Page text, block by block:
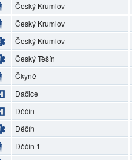
Český Krumlov
Český Krumlov
Český Krumlov
Český Těšín
Čkyně
Dačice
Děčín
Děčín
Děčín 1